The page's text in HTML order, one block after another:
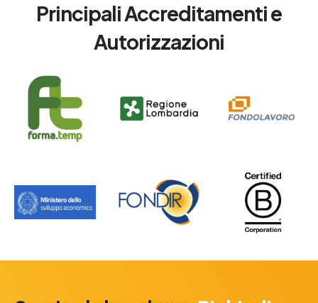
Principali Accreditamenti e
Autorizzazioni